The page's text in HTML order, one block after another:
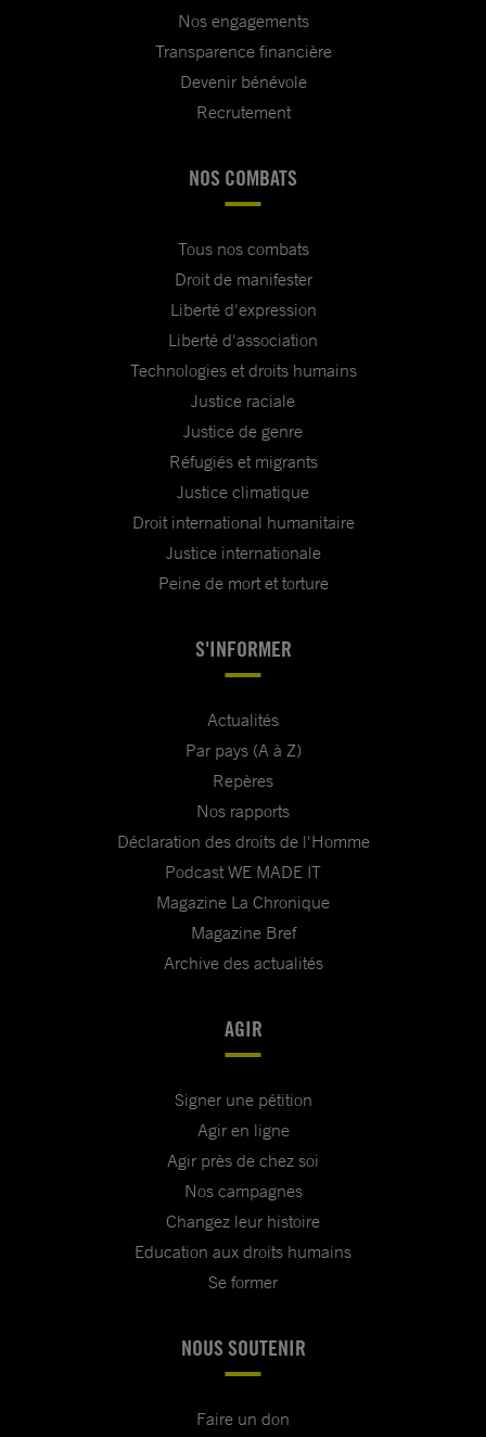
Nos engagements
Transparence financière
Devenir bénévole
Recrutement
NOS COMBATS
Tous nos combats
Droit de manifester
Liberté d'expression
Liberté d'association
Technologies et droits humains
Justice raciale
Justice de genre
Réfugiés et migrants
Justice climatique
Droit international humanitaire
Justice internationale
Peine de mort et torture
S'INFORMER
Actualités
Par pays (A à Z)
Repères
Nos rapports
Déclaration des droits de l'Homme
Podcast WE MADE IT
Magazine La Chronique
Magazine Bref
Archive des actualités
AGIR
Signer une pétition
Agir en ligne
Agir près de chez soi
Nos campagnes
Changez leur histoire
Education aux droits humains
Se former
NOUS SOUTENIR
Faire un don